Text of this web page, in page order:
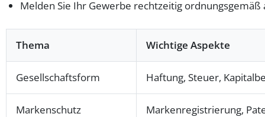
Melden Sie Ihr Gewerbe rechtzeitig ordnungsgemäß
Thema Wichtige Aspekte
Gesellschaftsform Haftung, Steuer,
Markenschutz Markenregistrierung,